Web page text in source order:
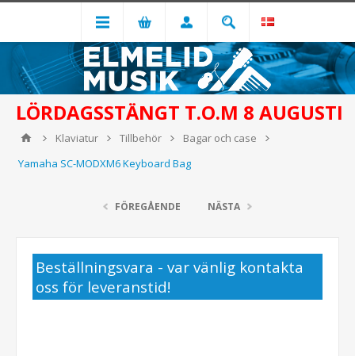
LÖRDAGSSTÄNGT T.O.M 8 AUGUSTI
Klaviatur Tillbehör
Bagar och case
Yamaha SC-MODXM6 Keyboard Bag
FÖREGÅENDE NÄSTA
Beställningsvara - var vänlig kontakta
oss för leveranstid!